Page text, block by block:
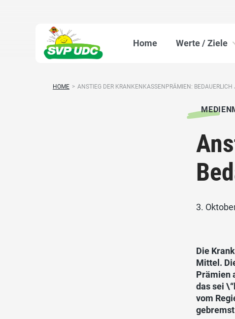
Home Werte / Ziele
HOME > ANSTIEG DER KRANKENKASSENPRÄMIEN: BEDAUERLICH
3.
Die
Mittel.
Prämien
das sei
vom